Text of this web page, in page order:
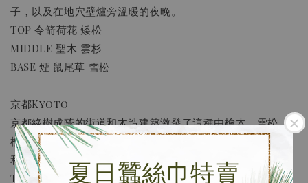
夏日蠶絲巾特賣
子，以及在地穴壁爐旁溫暖的夜晚。
TOP 令箭荷花 矮松
MIDDLE 聖木 雲杉
BASE 煙 鼠尾草 雪松
京都Kyoto
京都綠樹成蔭的街道和木造建築激發了這種由檜木、雪松、
檀香、香根草和松樹組成的冥想組合。京都的精神是木、雨
和藝術。
TOP 日本扁柏